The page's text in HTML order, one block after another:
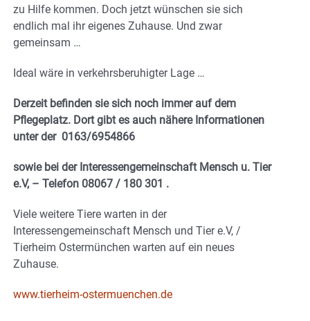
zu Hilfe kommen. Doch jetzt wünschen sie sich
endlich mal ihr eigenes Zuhause. Und zwar
gemeinsam …
Ideal wäre in verkehrsberuhigter Lage …
Derzeit befinden sie sich noch immer auf dem
Pflegeplatz. Dort gibt es auch nähere Informationen
unter der 0163/6954866
sowie bei der Interessengemeinschaft Mensch u. Tier
e.V, – Telefon 08067 / 180 301 .
Viele weitere Tiere warten in der
Interessengemeinschaft Mensch und Tier e.V, /
Tierheim Ostermünchen warten auf ein neues
Zuhause.
www.tierheim-ostermuenchen.de